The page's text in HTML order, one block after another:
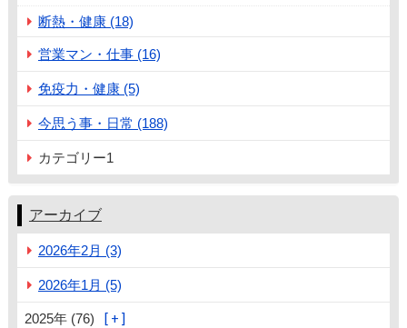
断熱・健康 (18)
営業マン・仕事 (16)
免疫力・健康 (5)
今思う事・日常 (188)
カテゴリー1
アーカイブ
2026年2月 (3)
2026年1月 (5)
2025年 (76)